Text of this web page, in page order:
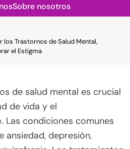
Sobre nosotros
los Trastornos de Salud Mental,
el Estigma
de salud mental es crucial
de vida y el
Las condiciones comunes
ansiedad, depresión,